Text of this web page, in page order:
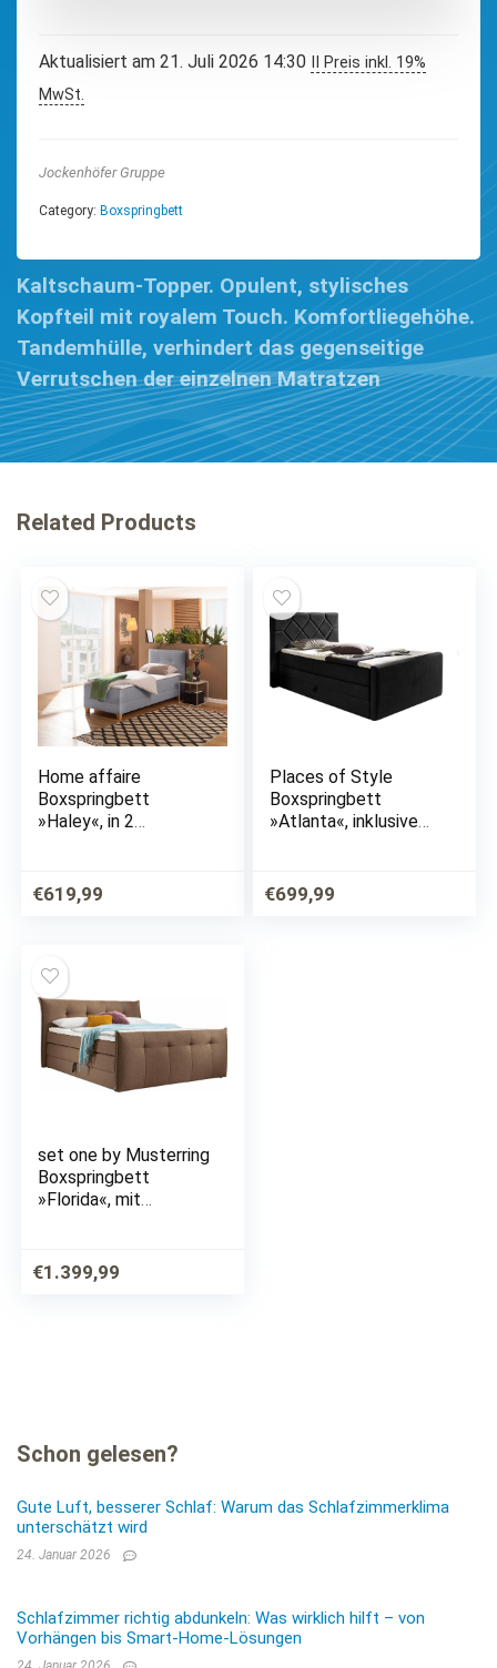
Aktualisiert am 21. Juli 2026 14:30
II Preis inkl. 19%
MwSt.
Jockenhöfer Gruppe
Category: Boxspringbett
Kaltschaum-Topper. Opulent, stylisches
Kopfteil mit royalem Touch. Komfortliegehöhe.
Tandemhülle, verhindert das gegenseitige
Verrutschen der einzelnen Matratzen
Related Products
Home affaire
Boxspringbett
»Haley«, in 2
und Bettkasten
€619,99
Places of Style
Boxspringbett
»Atlanta«, inklusive
€699,99
set one by Musterring
Boxspringbett
»Florida«, mit
n
€1.399,99
Schon gelesen?
Gute Luft, besserer Schlaf: Warum das Schlafzimmerklima
unterschätzt wird
24. Januar 2026
Schlafzimmer richtig abdunkeln: Was wirklich hilft – von
Vorhängen bis Smart-Home-Lösungen